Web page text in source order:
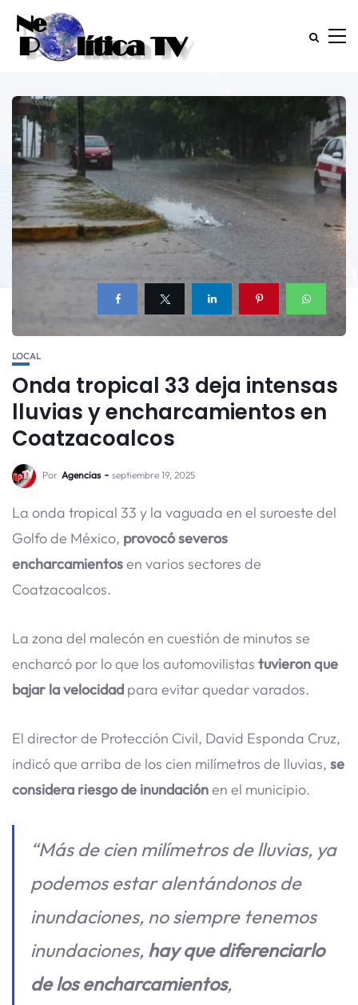
LOCAL
Onda tropical 33 deja intensas
lluvias y encharcamientos en
Coatzacoalcos
Por Agencias septiembre 19, 2025
La onda tropical 33 y la vaguada en el suroeste del
Golfo de México, provocó severos
encharcamientosen varios sectores de
Coatzacoalcos.
La zona del malecón en cuestión de minutos se
encharcó por lo que los automovilistas tuvieron que
bajar la velocidad para evitar quedar varados.
El director de Protección Civil, David Esponda Cruz,
indicó que arriba de los cien milímetros de lluvias, se
considera riesgo de inundaciónen el municipio.
“Más de cien milímetros de lluvias, ya
podemos estar alentándonos de
inundaciones, no siempre tenemos
inundaciones, hay que diferenciarlo
de los encharcamientos,